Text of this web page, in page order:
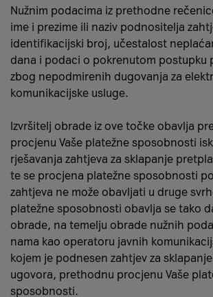
Nužnim podacima iz prethodne
ime i prezime ili naziv podnositelja
identifikacijski broj, učestalost
dana i podaci o pokrenutom postupku
zbog nepodmirenih dugovanja za
komunikacijske usluge.
Izvršitelj obrade iz ove točke obavlja
procjenu Vaše platežne sposobnosti
rješavanja zahtjeva za sklapanje
te se procjena platežne sposobnosti
zahtjeva ne može obavljati u druge
platežne sposobnosti obavlja se tako
obrade, na temelju obrade nužnih
nama kao operatoru javnih
kojem je podnesen zahtjev za
ugovora, prethodnu procjenu Vaše
sposobnosti.